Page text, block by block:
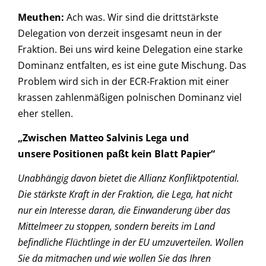
Meuthen: Ach was. Wir sind die drittstärkste
Delegation von derzeit insgesamt neun in der
Fraktion. Bei uns wird keine Delegation eine starke
Dominanz entfalten, es ist eine gute Mischung. Das
Problem wird sich in der ECR-Fraktion mit einer
krassen zahlenmäßigen polnischen Dominanz viel
eher stellen.
„Zwischen Matteo Salvinis Lega und
unsere Positionen paßt kein Blatt Papier“
Unabhängig davon bietet die Allianz Konfliktpotential.
Die stärkste Kraft in der Fraktion, die Lega, hat nicht
nur ein Interesse daran, die Einwanderung über das
Mittelmeer zu stoppen, sondern bereits im Land
befindliche Flüchtlinge in der EU umzuverteilen. Wollen
Sie da mitmachen und wie wollen Sie das Ihren